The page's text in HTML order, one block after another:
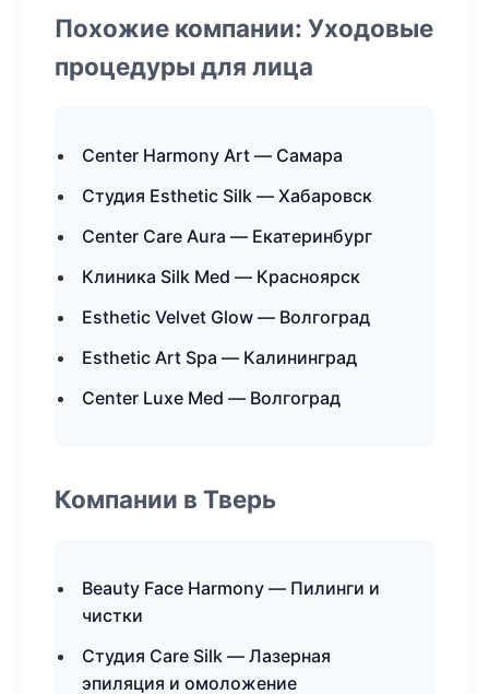
Похожие компании: Уходовые
процедуры для лица
Center Harmony Art — Самара
Студия Esthetic Silk — Хабаровск
Center Care Aura — Екатеринбург
Клиника Silk Med — Красноярск
Esthetic Velvet Glow — Волгоград
Esthetic Art Spa — Калининград
Center Luxe Med — Волгоград
Компании в Тверь
Beauty Face Harmony — Пилинги и
чистки
Студия Care Silk — Лазерная
эпиляция и омоложение